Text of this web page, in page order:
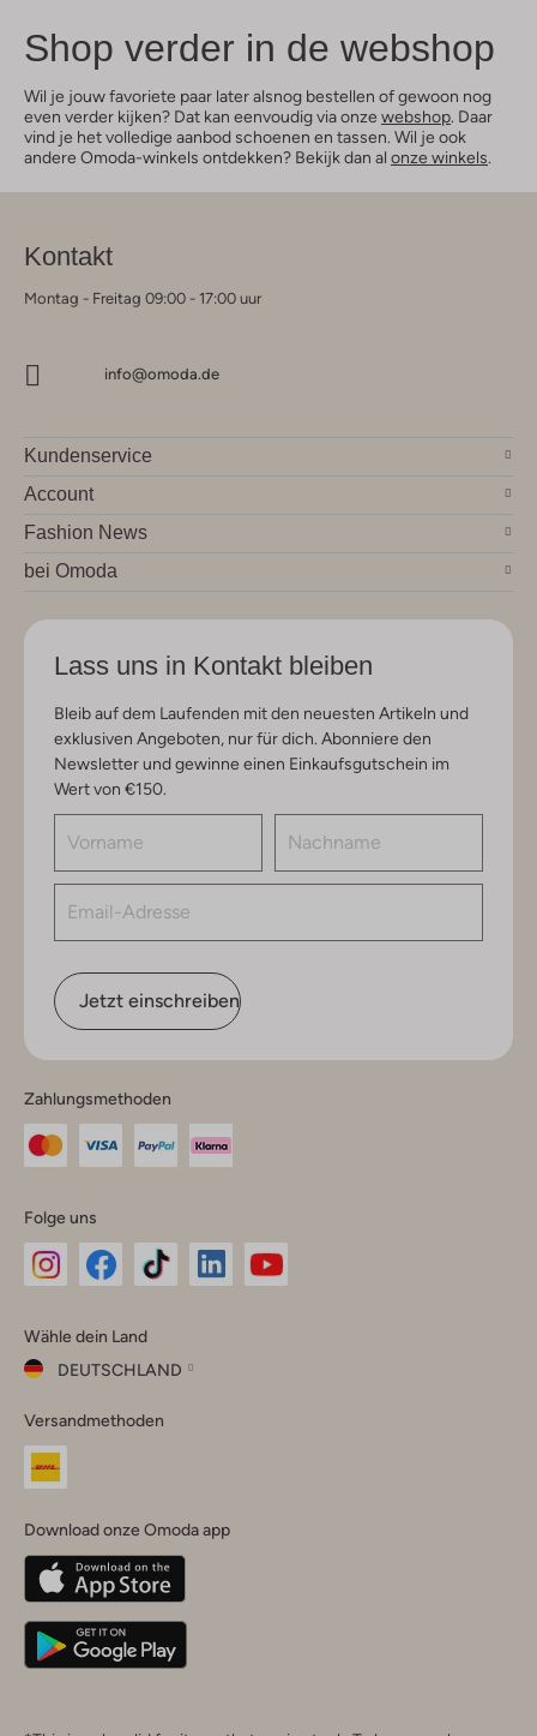
Shop verder in de webshop
Wil je jouw favoriete paar later alsnog bestellen of gewoon nog
even verder kijken? Dat kan eenvoudig via onze webshop. Daar
vind je het volledige aanbod schoenen en tassen. Wil je ook
andere Omoda-winkels ontdekken? Bekijk dan al onze winkels.
Kontakt
Montag - Freitag 09:00 - 17:00 uur
info@omoda.de
Kundenservice
Account
Fashion News
bei Omoda
Lass uns in Kontakt bleiben
Bleib auf dem Laufenden mit den neuesten Artikeln und
exklusiven Angeboten, nur für dich. Abonniere den
Newsletter und gewinne einen Einkaufsgutschein im
Wert von €150.
Jetzt einschreiben
Zahlungsmethoden
Folge uns
Instagram
Facebook
TikTok
Wähle dein Land
DEUTSCHLAND
dein
Land
Belgique(Français)
Deutschland
Versandmethoden
Download onze Omoda app